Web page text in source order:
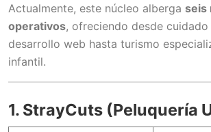
Actualmente, este núcleo alberga seis
operativos, ofreciendo desde
desarrollo web hasta turismo
infantil.
1. StrayCuts (Peluquería